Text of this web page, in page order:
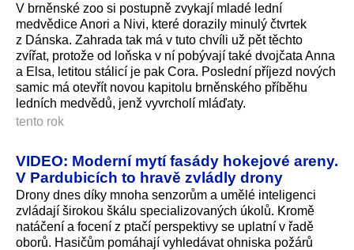
V brněnské zoo si postupně zvykají mladé lední
medvědice Anori a Nivi, které dorazily minulý čtvrtek
z Dánska. Zahrada tak má v tuto chvíli už pět těchto
zvířat, protože od loňska v ní pobývají také dvojčata Anna
a Elsa, letitou stálicí je pak Cora. Poslední příjezd nových
samic má otevřít novou kapitolu brněnského příběhu
ledních medvědů, jenž vyvrcholí mláďaty.
tento rok
VIDEO: Moderní mytí fasády hokejové areny.
V Pardubicích to hravě zvládly drony
Drony dnes díky mnoha senzorům a umělé inteligenci
zvládají širokou škálu specializovaných úkolů. Kromě
natáčení a focení z ptačí perspektivy se uplatní v řadě
oborů. Hasičům pomáhají vyhledávat ohniska požárů